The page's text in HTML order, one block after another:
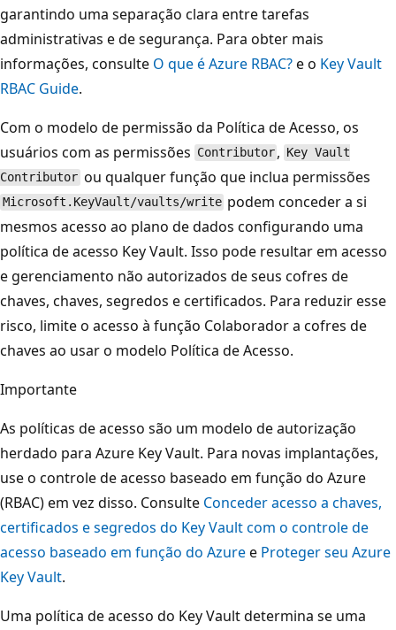
garantindo uma separação clara entre tarefas
administrativas e de segurança. Para obter mais
informações, consulte O que é Azure RBAC?e o Key Vault
RBAC Guide.
Com o modelo de permissão da Política de Acesso, os
usuários com as permissões Contributor , Key Vault
Contributor ou qualquer função que inclua permissões
Microsoft.KeyVault/vaults/write podem conceder a si
mesmos acesso ao plano de dados configurando uma
política de acesso Key Vault. Isso pode resultar em acesso
e gerenciamento não autorizados de seus cofres de
chaves, chaves, segredos e certificados. Para reduzir esse
risco, limite o acesso à função Colaborador a cofres de
chaves ao usar o modelo Política de Acesso.
Importante
As políticas de acesso são um modelo de autorização
herdado para Azure Key Vault. Para novas implantações,
use o controle de acesso baseado em função do Azure
(RBAC) em vez disso. Consulte Conceder acesso a chaves,
certificados e segredos do Key Vault com o controle de
acesso baseado em função do Azuree Proteger seu Azure
Key Vault.
Uma política de acesso do Key Vault determina se uma